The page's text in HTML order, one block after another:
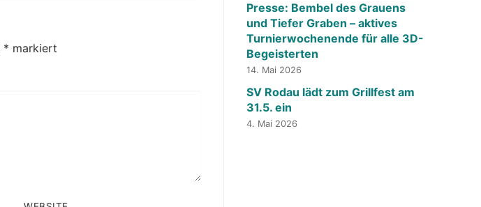
* markiert
Presse: Bembel des Grauens
und Tiefer Graben – aktives
Turnierwochenende für alle 3D-
Begeisterten
14. Mai 2026
SV Rodau lädt zum Grillfest am
31.5. ein
4. Mai 2026